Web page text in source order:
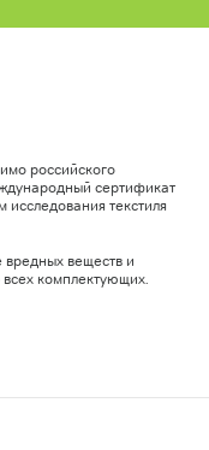
российского
сертификат
текстиля
вредных веществ и
всех комплектующих.